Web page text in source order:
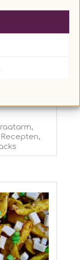
,
Recepten,